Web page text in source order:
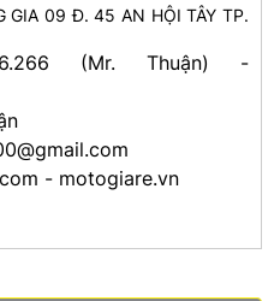
GIA 09 Đ. 45 AN HỘI TÂY TP.
(Mr. Thuận) -
- motogiare.vn